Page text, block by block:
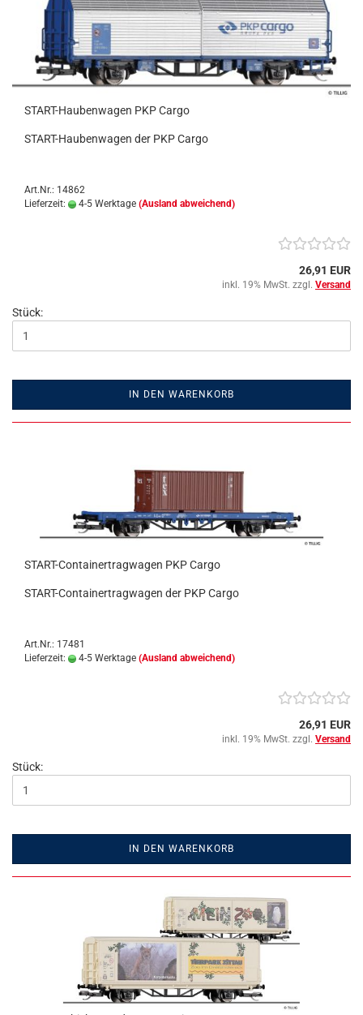
START-Haubenwagen PKP Cargo
START-Haubenwagen der PKP Cargo
Art.Nr.: 14862
Lieferzeit:
4-5 Werktage (Ausland abweichend)
26,91 EUR
inkl. 19% MwSt. zzgl. Versand
Stück:
IN DEN WARENKORB
START-Containertragwagen PKP Cargo
START-Containertragwagen der PKP Cargo
Art.Nr.: 17481
Lieferzeit:
4-5 Werktage (Ausland abweichend)
26,91 EUR
inkl. 19% MwSt. zzgl. Versand
Stück:
IN DEN WARENKORB